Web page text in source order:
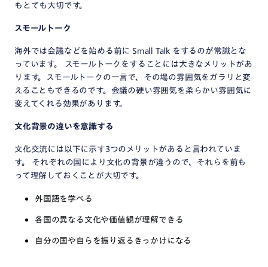
もとても大切です。
スモールトーク
海外では会議などを始める前に Small Talk をするのが常識とな
っています。 スモールトークをすることには大きなメリットがあ
ります。スモールトークの一言で、その場の雰囲気をガラリと変
えることもできるのです。会議の硬い雰囲気を柔らかい雰囲気に
変えてくれる効果があります。
文化背景の違いを意識する
文化交流には以下に示す3つのメリットがあると言われていま
す。 それぞれの国により文化の背景が違うので、それらを前も
って理解しておくことが大切です。
外国語を学べる
各国の異なる文化や価値観が理解できる
自分の国や自らを振り返るきっかけになる